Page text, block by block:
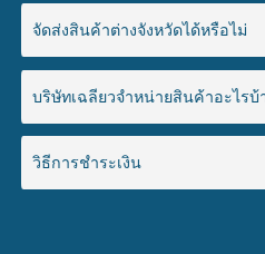
จัดส่งสินค้าต่างจังหวัดได้หรือไม่
บริษัทเฉลียวจำหน่ายสินค้าอะไรบ้
วิธีการชำระเงิน